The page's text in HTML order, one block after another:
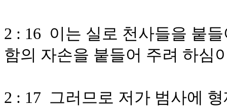
2 : 16 이는 실로 천사들을 붙
함의 자손을 붙들어 주려 하심
2 : 17 그러므로 저가 범사에